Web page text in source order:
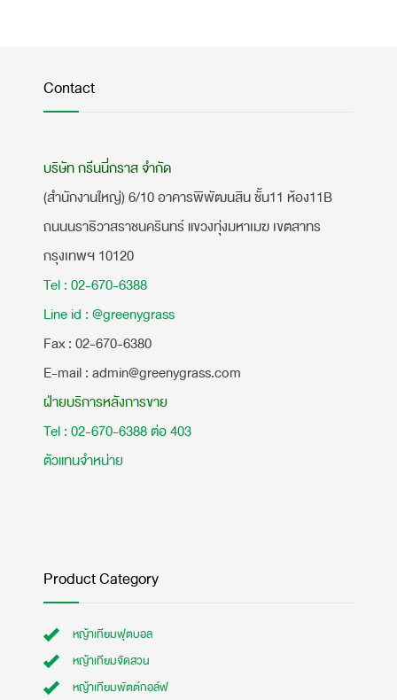
Contact
บริษัท กรีนนี่กราส จำกัด
(สำนักงานใหญ่) 6/10 อาคารพิพัฒนสิน ชั้น11 ห้อง11B
ถนนนราธิวาสราชนครินทร์ แขวงทุ่งมหาเมฆ เขตสาทร
กรุงเทพฯ 10120
Tel : 02-670-6388
Line id : @greenygrass
​Fax : 02-670-6380
E-mail : admin@greenygrass.com
ฝ่ายบริการหลังการขาย
Tel : 02-670-6388 ต่อ 403
ตัวแทนจำหน่าย
Product Category
หญ้าเทียมฟุตบอล
หญ้าเทียมจัดสวน
หญ้าเทียมพัตต์กอล์ฟ